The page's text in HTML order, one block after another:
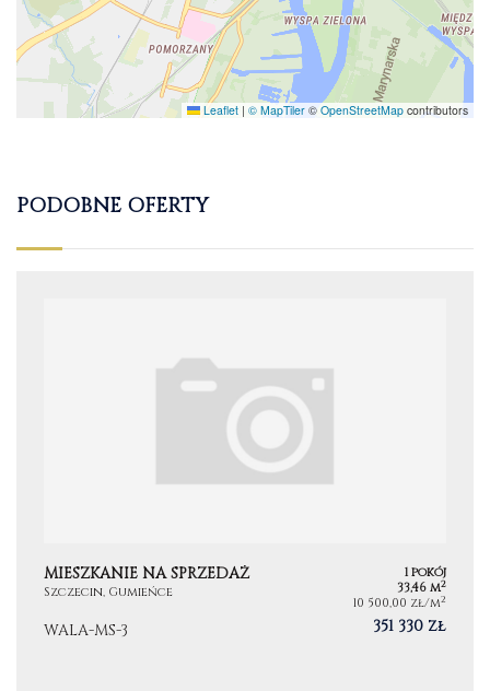
Leaflet | © MapTiler © OpenStreetMap contributors
PODOBNE OFERTY
MIESZKANIE NA SPRZEDAŻ
Szczecin, Gumieńce
1 pokój
33,46 m2
10 500,00 zł/m2
WALA-MS-3 351 330 zł